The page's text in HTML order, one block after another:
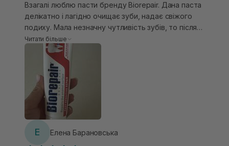
Взагалі люблю пасти бренду Biorepair. Дана паста
делікатно і лагідно очищає зуби, надає свіжого
подиху. Мала незначну чутливість зубів, то після
використання цієї пасти вона зникла, тепер можу
насолоджуватися гарячими чи холодними
напоями без неприємних відчуттів. Використання
економне, оскільки вона добре піниться. Має
приємний свіжий мʼякий смак.
Читати більше
Е Елена Барановська